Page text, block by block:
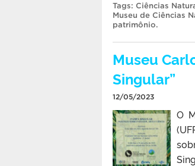
Tags: Ciências
Museu de Ciências
patrimônio.
Museu
Singular”
12/05/2023
O